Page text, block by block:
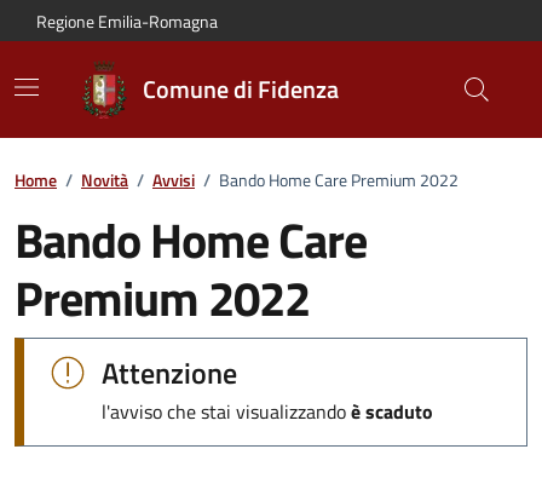
Vai al contenuto principale
Vai alla navigazione del sito
Vai al piede di pagina
Regione Emilia-Romagna
Comune di Fidenza
Home / Novità / Avvisi / Bando Home Care Premium 2022
Bando Home Care
Premium 2022
Dettagli dell'avviso:
Attenzione
l'avviso che stai visualizzandoè scaduto